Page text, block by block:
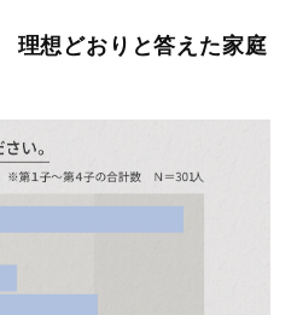
想どおりと答えた家庭